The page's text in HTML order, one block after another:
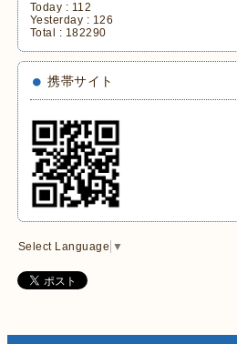
Today : 112
Yesterday : 126
Total : 182290
携帯サイト
Select Language ▼